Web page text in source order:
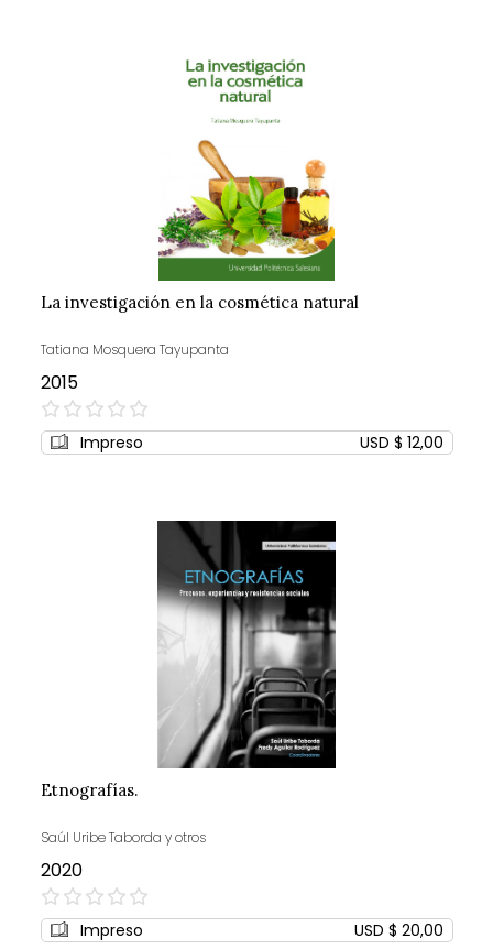
La investigación en la cosmética natural
Tatiana Mosquera Tayupanta
2015
0%
Impreso USD $ 12,00
Etnografías.
Saúl Uribe Taborda y otros
2020
0%
Impreso USD $ 20,00